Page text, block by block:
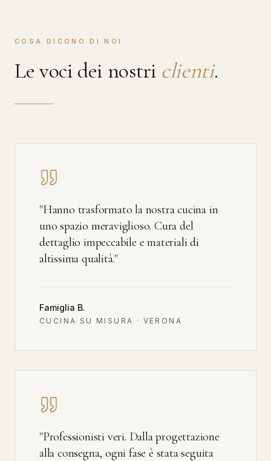
COSA DICONO DI NOI
Le voci dei nostri clienti.
"Hanno trasformato la nostra cucina in
uno spazio meraviglioso. Cura del
dettaglio impeccabile e materiali di
altissima qualità."
Famiglia B.
CUCINA SU MISURA · VERONA
"Professionisti veri. Dalla progettazione
alla consegna, ogni fase è stata seguita